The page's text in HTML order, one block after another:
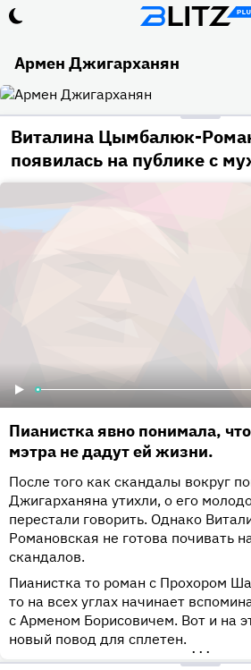
Армен Джигарханян
Виталина Цымбалюк-
появилась на публике с
Пианистка явно понимала,
мэтра не дадут ей жизни.
После того как скандалы вокруг
Джигарханяна утихли, о его
перестали говорить. Однако
Романовская не готова почивать
скандалов.
Пианистка то роман с Прохором
то на всех углах начинает
с Арменом Борисовичем. Вот и на
новый повод для сплетен.
•••